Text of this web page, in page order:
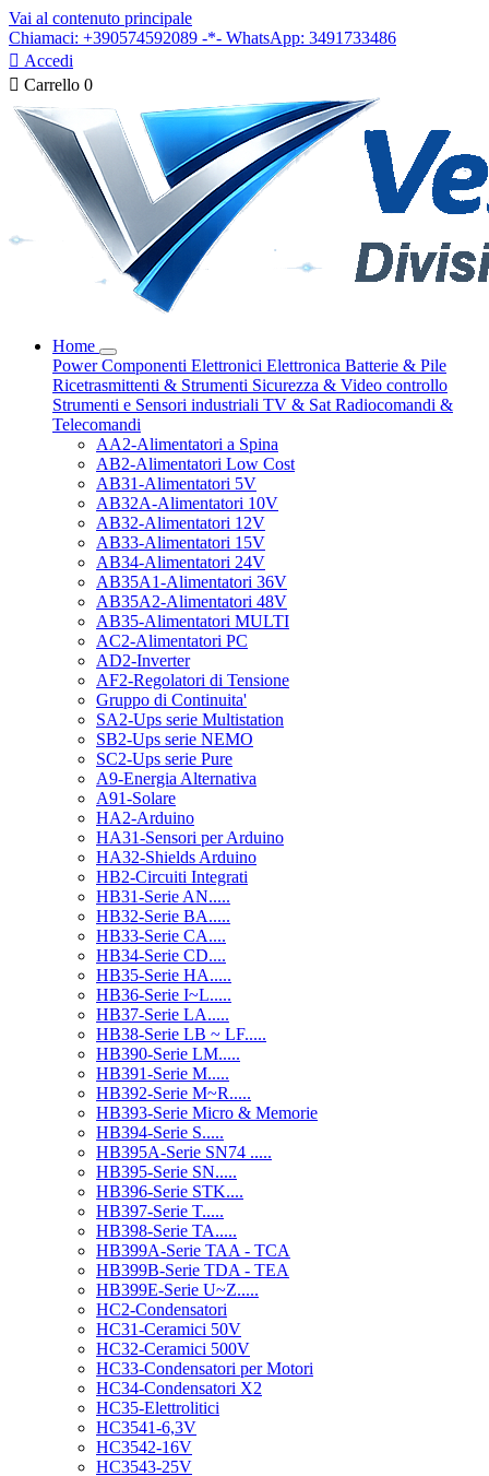
Vai al contenuto principale
Chiamaci: +390574592089 -*- WhatsApp: 3491733486
 Accedi
 Carrello 0
Home
PowerComponenti Elettronici Elettronica Batterie & Pile
Ricetrasmittenti & Strumenti Sicurezza & Video controllo
Strumenti e Sensori industriali TV & Sat Radiocomandi &
Telecomandi
AA2-Alimentatori a Spina
AB2-Alimentatori Low Cost
AB31-Alimentatori 5V
AB32A-Alimentatori 10V
AB32-Alimentatori 12V
AB33-Alimentatori 15V
AB34-Alimentatori 24V
AB35A1-Alimentatori 36V
AB35A2-Alimentatori 48V
AB35-Alimentatori MULTI
AC2-Alimentatori PC
AD2-Inverter
AF2-Regolatori di Tensione
Gruppo di Continuita'
SA2-Ups serie Multistation
SB2-Ups serie NEMO
SC2-Ups serie Pure
A9-Energia Alternativa
A91-Solare
HA2-Arduino
HA31-Sensori per Arduino
HA32-Shields Arduino
HB2-Circuiti Integrati
HB31-Serie AN.....
HB32-Serie BA.....
HB33-Serie CA....
HB34-Serie CD....
HB35-Serie HA.....
HB36-Serie I~L.....
HB37-Serie LA.....
HB38-Serie LB ~ LF.....
HB390-Serie LM.....
HB391-Serie M.....
HB392-Serie M~R.....
HB393-Serie Micro & Memorie
HB394-Serie S.....
HB395A-Serie SN74 .....
HB395-Serie SN.....
HB396-Serie STK....
HB397-Serie T.....
HB398-Serie TA.....
HB399A-Serie TAA - TCA
HB399B-Serie TDA - TEA
HB399E-Serie U~Z.....
HC2-Condensatori
HC31-Ceramici 50V
HC32-Ceramici 500V
HC33-Condensatori per Motori
HC34-Condensatori X2
HC35-Elettrolitici
HC3541-6,3V
HC3542-16V
HC3543-25V